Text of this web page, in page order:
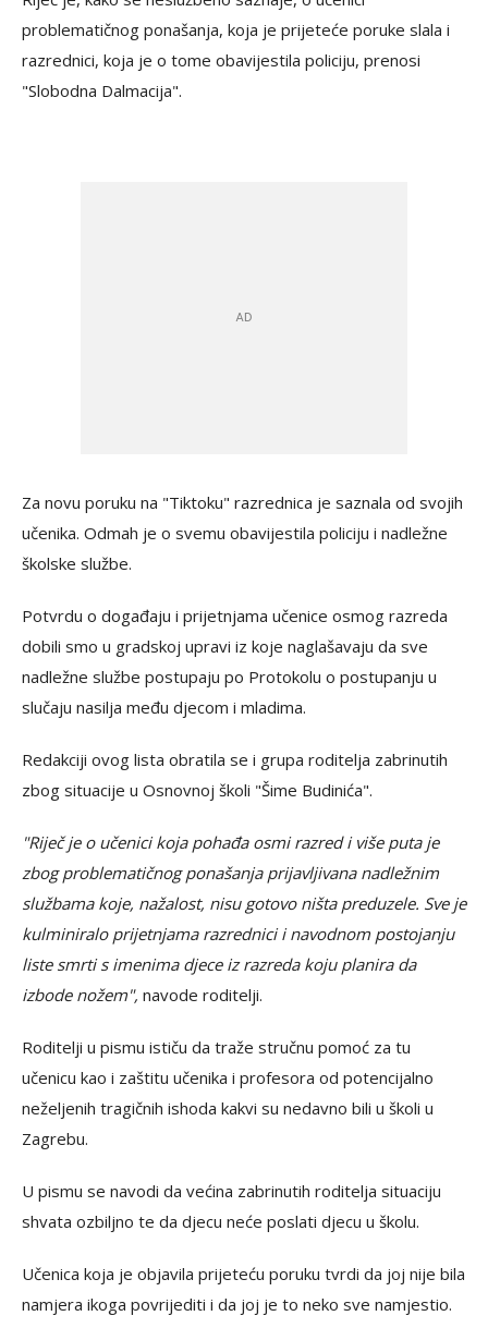
problematičnog ponašanja, koja je prijeteće poruke slala i
razrednici, koja je o tome obavijestila policiju, prenosi
"Slobodna Dalmacija".
Za novu poruku na "Tiktoku" razrednica je saznala od svojih
učenika. Odmah je o svemu obavijestila policiju i nadležne
školske službe.
Potvrdu o događaju i prijetnjama učenice osmog razreda
dobili smo u gradskoj upravi iz koje naglašavaju da sve
nadležne službe postupaju po Protokolu o postupanju u
slučaju nasilja među djecom i mladima.
Redakciji ovog lista obratila se i grupa roditelja zabrinutih
zbog situacije u Osnovnoj školi "Šime Budinića".
"Riječ je o učenici koja pohađa osmi razred i više puta je
zbog problematičnog ponašanja prijavljivana nadležnim
službama koje, nažalost, nisu gotovo ništa preduzele. Sve je
kulminiralo prijetnjama razrednici i navodnom postojanju
liste smrti s imenima djece iz razreda koju planira da
izbode nožem", navode roditelji.
Roditelji u pismu ističu da traže stručnu pomoć za tu
učenicu kao i zaštitu učenika i profesora od potencijalno
neželjenih tragičnih ishoda kakvi su nedavno bili u školi u
Zagrebu.
U pismu se navodi da većina zabrinutih roditelja situaciju
shvata ozbiljno te da djecu neće poslati djecu u školu.
Učenica koja je objavila prijeteću poruku tvrdi da joj nije bila
namjera ikoga povrijediti i da joj je to neko sve namjestio.